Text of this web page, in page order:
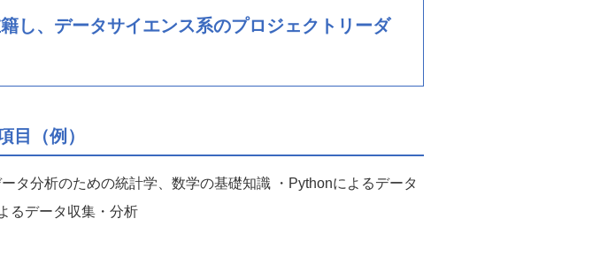
し、データサイエンス系のプロジェクトリーダ
目（例）
タ分析のための統計学、数学の基礎知識 ・Pythonによるデータ
るデータ収集・分析